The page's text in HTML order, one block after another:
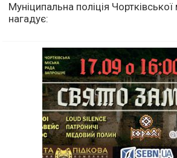
Муніципальна поліція Чортківської
нагадує: